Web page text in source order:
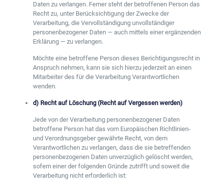
Daten zu verlangen. Ferner steht der betroffenen Person das
Recht zu, unter Berücksichtigung der Zwecke der
Verarbeitung, die Vervollständigung unvollständiger
personenbezogener Daten — auch mittels einer ergänzenden
Erklärung — zu verlangen.
Möchte eine betroffene Person dieses Berichtigungsrecht in
Anspruch nehmen, kann sie sich hierzu jederzeit an einen
Mitarbeiter des für die Verarbeitung Verantwortlichen
wenden.
d) Recht auf Löschung (Recht auf Vergessen werden)
Jede von der Verarbeitung personenbezogener Daten
betroffene Person hat das vom Europäischen Richtlinien-
und Verordnungsgeber gewährte Recht, von dem
Verantwortlichen zu verlangen, dass die sie betreffenden
personenbezogenen Daten unverzüglich gelöscht werden,
sofern einer der folgenden Gründe zutrifft und soweit die
Verarbeitung nicht erforderlich ist: